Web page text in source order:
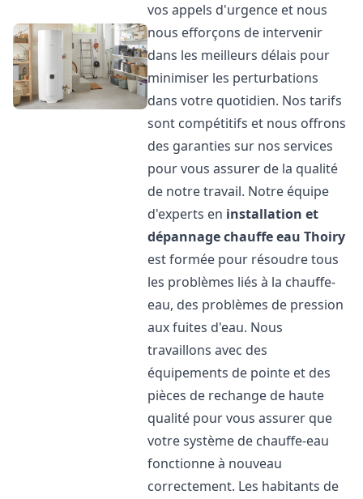
vos appels d'urgence et nous
nous efforçons de intervenir
dans les meilleurs délais pour
minimiser les perturbations
dans votre quotidien. Nos tarifs
sont compétitifs et nous offrons
des garanties sur nos services
pour vous assurer de la qualité
de notre travail. Notre équipe
d'experts en installation et
dépannage chauffe eau Thoiry
est formée pour résoudre tous
les problèmes liés à la chauffe-
eau, des problèmes de pression
aux fuites d'eau. Nous
travaillons avec des
équipements de pointe et des
pièces de rechange de haute
qualité pour vous assurer que
votre système de chauffe-eau
fonctionne à nouveau
correctement. Les habitants de